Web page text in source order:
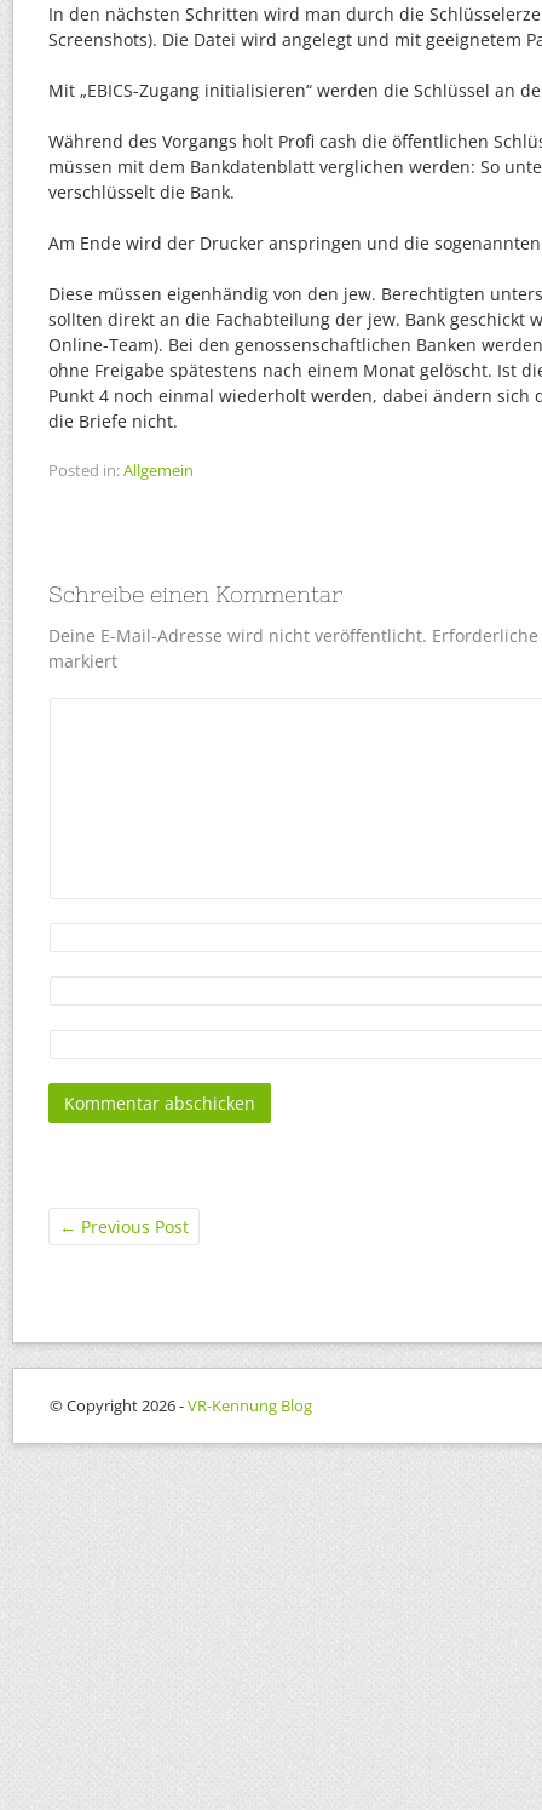
In den nächsten Schritten wird man durch die
Screenshots). Die Datei wird angelegt und mit geeignetem
Mit „EBICS-Zugang initialisieren“ werden die Schlüssel an
Während des Vorgangs holt Profi cash die öffentlichen
müssen mit dem Bankdatenblatt verglichen werden: So
verschlüsselt die Bank.
Am Ende wird der Drucker anspringen und die
Diese müssen eigenhändig von den jew. Berechtigten
sollten direkt an die Fachabteilung der jew. Bank geschickt
Online-Team). Bei den genossenschaftlichen Banken
ohne Freigabe spätestens nach einem Monat gelöscht. Ist
Punkt 4 noch einmal wiederholt werden, dabei ändern sich
die Briefe nicht.
Posted in:Allgemein
Schreibe einen Kommentar
Deine E-Mail-Adresse wird nicht veröffentlicht.
markiert
← Previous Post
© Copyright 2026 -VR-Kennung Blog